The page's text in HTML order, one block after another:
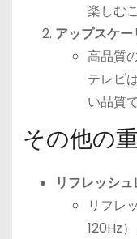
楽しむ
アップスケ
高品質
テレビ
い品質
その他の
リフレッシュ
リフレ
120Hz